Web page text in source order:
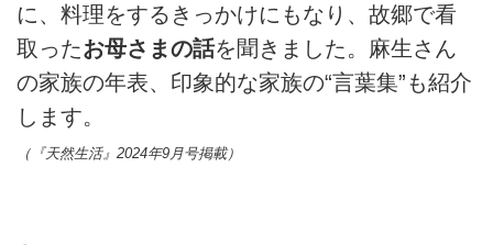
に、料理をするきっかけにもなり、故郷で看
取ったお母さまの話を聞きました。麻生さん
の家族の年表、印象的な家族の“言葉集”も紹介
します。
（『天然生活』2024年9月号掲載）